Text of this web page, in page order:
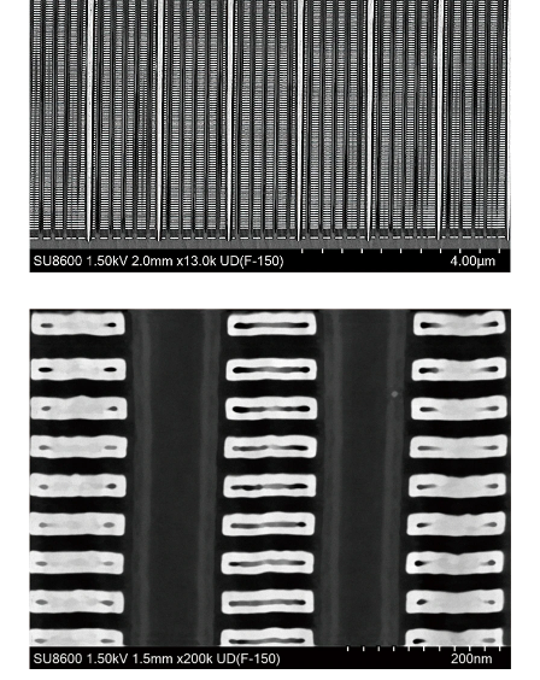
通过调节控制电极的电压值来控制从样品中激发出的二次电子
的检出量。检测背散射电子撞击控制电极所产生的二次电子